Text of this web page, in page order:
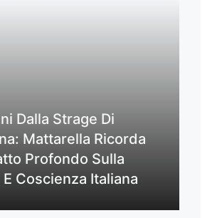
Dalla Strage Di
Mattarella Ricorda
Profondo Sulla
Coscienza Italiana